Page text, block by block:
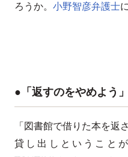
ろうか。 小野智彦弁護士
●「返すのをやめよう
「図書館で借りた本を返
貸し出しということ